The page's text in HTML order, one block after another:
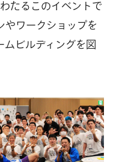
たるこのイベントで
やワークショップを
ビルディングを図